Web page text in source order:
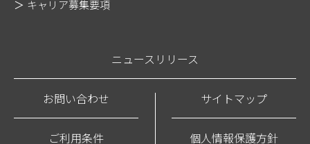
キャリア募集要項
ニュースリリース
お問い合わせ サイトマップ
ご利用条件 個人情報保護方針